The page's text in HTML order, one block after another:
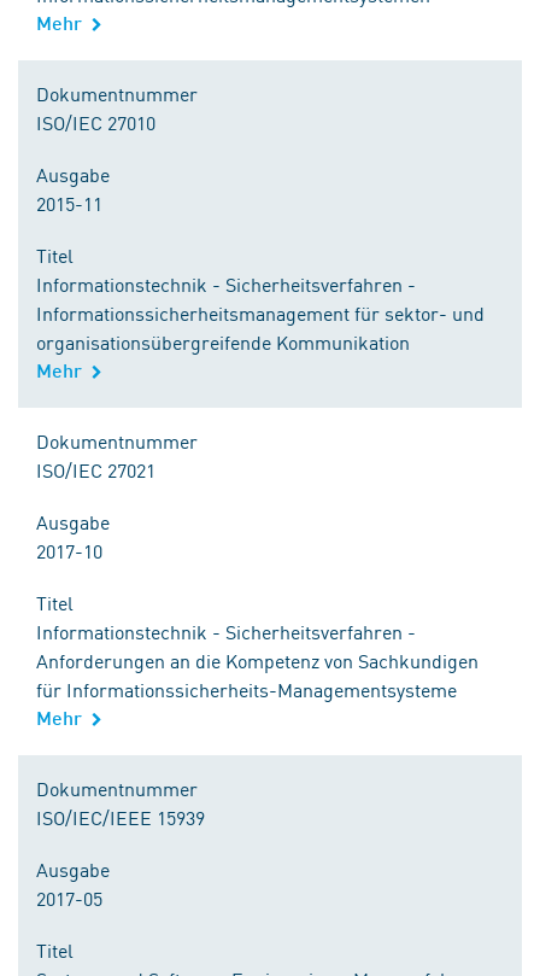
Mehr
Dokumentnummer
ISO/IEC 27010
Ausgabe
2015-11
Titel
Informationstechnik - Sicherheitsverfahren -
Informationssicherheitsmanagement für sektor- und
organisationsübergreifende Kommunikation
Mehr
Dokumentnummer
ISO/IEC 27021
Ausgabe
2017-10
Titel
Informationstechnik - Sicherheitsverfahren -
Anforderungen an die Kompetenz von Sachkundigen
für Informationssicherheits-Managementsysteme
Mehr
Dokumentnummer
ISO/IEC/IEEE 15939
Ausgabe
2017-05
Titel